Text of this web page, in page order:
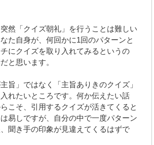
然「クイズ朝礼」を行うことは難しい
た自身が、何回かに1回のパターンと
にクイズを取り入れてみるというの
と思います。
旨」ではなく「主旨ありきのクイズ」
れたいところです。何か伝えたい話
らこそ、引用するクイズが活きてくると
易しですが、自分の中で一度パターン
聞き手の印象が見違えてくるはずで